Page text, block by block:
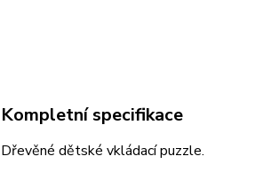
Kompletní specifikace
Dřevěné dětské vkládací puzzle.